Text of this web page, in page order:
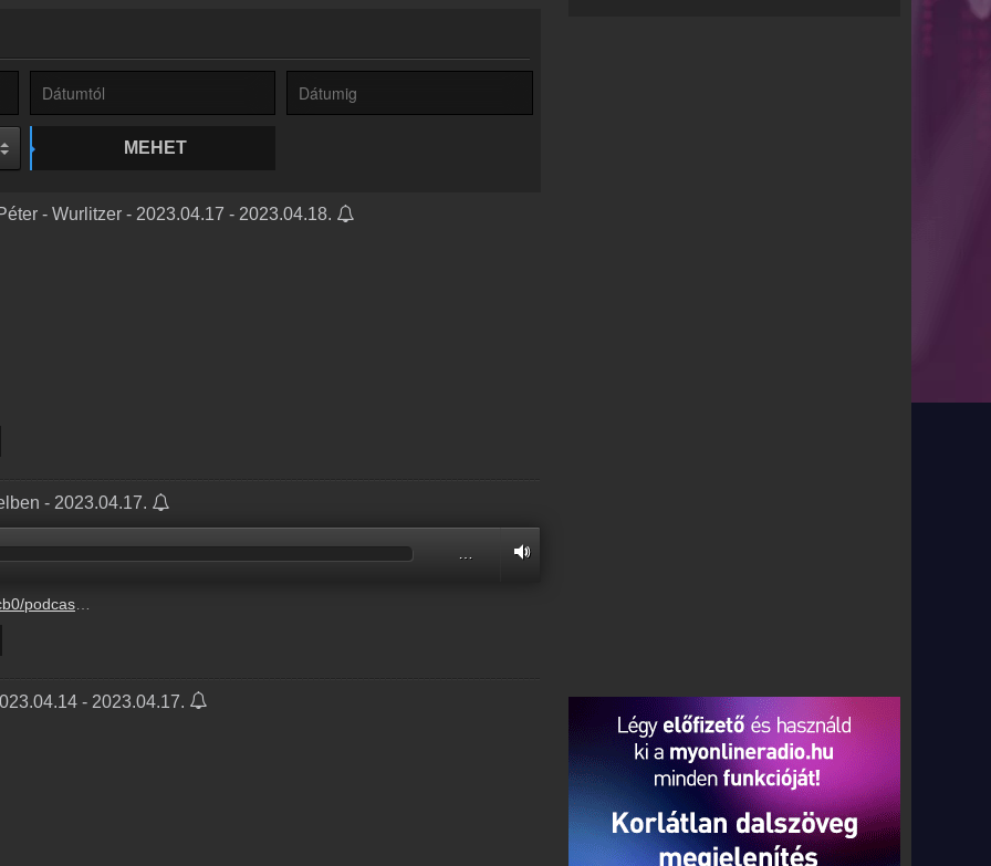
MEHET
- Wurlitzer - 2023.04.17 - 2023.04.18.
- 2023.04.17.
2130-1824-480a-5001fd534bb2.mp3
- 2023.04.17.